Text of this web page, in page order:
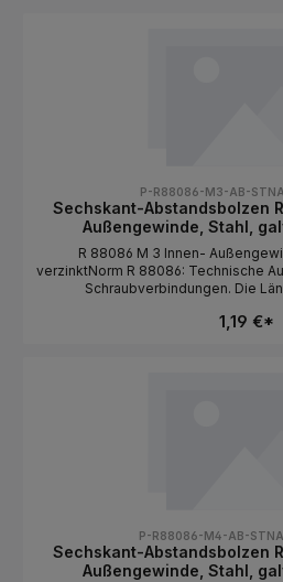
P-R88086-M3-AB-
Sechskant-Abstandsbolzen
Außengewinde, Stahl,
R 88086 M 3 Innen-
verzinktNorm R 88086: Technische
Schraubverbindungen. Die
Innen- /
1,19 €*
P-R88086-M4-AB-
Sechskant-Abstandsbolzen
Außengewinde, Stahl,